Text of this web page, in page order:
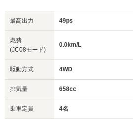
最高出力 49ps
燃費
(JC08モード)
0.0km/L
駆動方式 4WD
排気量 658cc
乗車定員 4名